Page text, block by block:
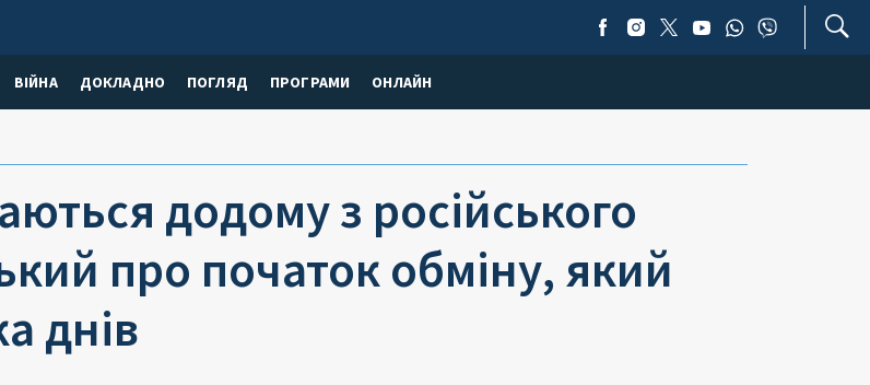
ВІЙНА ДОКЛАДНО ПОГЛЯД ПРОГРАМИ ОНЛАЙН
додому з російського
про початок обміну, який
днів